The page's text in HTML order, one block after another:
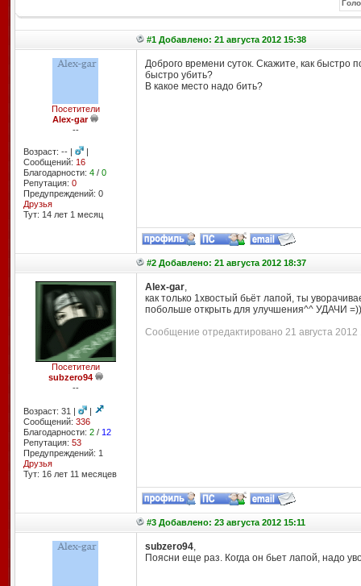
#1 Добавлено: 21 августа 2012 15:38
Посетители
Alex-gar
--
Возраст: -- |
|
Сообщений: 16
Благодарности: 4/ 0
Репутация: 0
Предупреждений: 0
Друзья
Тут: 14 лет 1 месяц
Доброго времени суток. Скажите, как быстро
быстро убить?
В какое место надо бить?
#2 Добавлено: 21 августа 2012 18:37
Посетители
subzero94
--
Возраст: 31 |
|
Сообщений: 336
Благодарности: 2/ 12
Репутация: 53
Предупреждений: 1
Друзья
Тут: 16 лет 11 месяцев
Alex-gar,
как только 1хвостый бьёт лапой, ты
побольше открыть для улучшения^^ УДАЧИ =))
Сообщение отредактировано 21 августа 2012
#3 Добавлено: 23 августа 2012 15:11
subzero94,
Поясни еще раз. Когда он бьет лапой, надо